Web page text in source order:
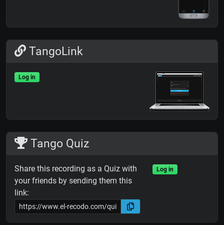
TangoLink
Log in
Tango Quiz
Share this recording as a Quiz with
your friends by sending them this
link:
Log in